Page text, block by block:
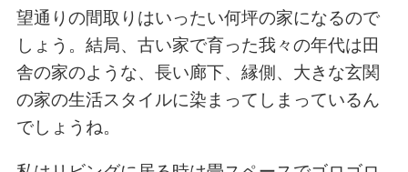
望通りの間取りはいったい何坪の家になるので
しょう。結局、古い家で育った我々の年代は田
舎の家のような、長い廊下、縁側、大きな玄関
の家の生活スタイルに染まってしまっているん
でしょうね。